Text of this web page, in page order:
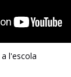
l'escola